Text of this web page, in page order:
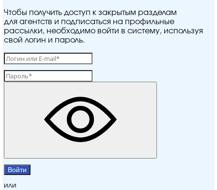
Чтобы получить доступ к закрытым разделам
для агентств и подписаться на профильные
рассылки, необходимо войти в систему, используя
свой логин и пароль.
Войти
или